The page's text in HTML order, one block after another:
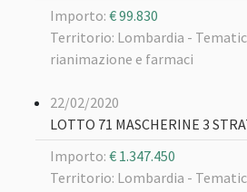
Importo: € 99.830
Territorio: Lombardia -
rianimazione e farmaci
22/02/2020
LOTTO 71 MASCHERINE 3
Importo: € 1.347.450
Territorio: Lombardia -